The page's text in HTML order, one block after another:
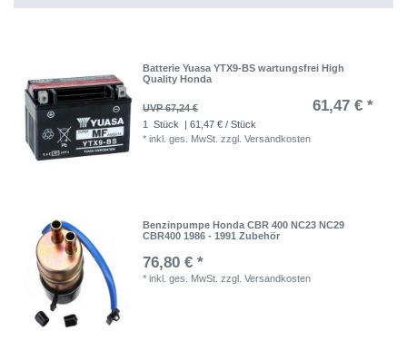
Batterie Yuasa YTX9-BS wartungsfrei High
Quality Honda
UVP 67,24 € 61,47 € *
1 Stück
| 61,47 € / Stück
*inkl. ges. MwSt. zzgl.Versandkosten
Benzinpumpe Honda CBR 400 NC23 NC29
CBR400 1986 - 1991 Zubehör
76,80 € *
*inkl. ges. MwSt. zzgl.Versandkosten